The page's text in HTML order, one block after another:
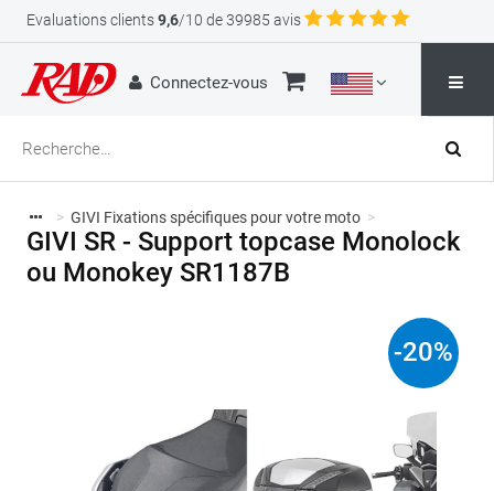
Evaluations clients9,6/10 de 39985 avis
Connectez-vous
> GIVI Fixations spécifiques pour votre moto >
GIVI SR - Support topcase Monolock
ou Monokey SR1187B
-20%